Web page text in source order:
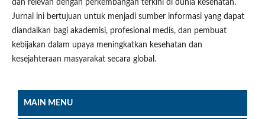
dan relevan dengan perkembangan terkini di dunia kesehatan.
Jurnal ini bertujuan untuk menjadi sumber informasi yang dapat
diandalkan bagi akademisi, profesional medis, dan pembuat
kebijakan dalam upaya meningkatkan kesehatan dan
kesejahteraan masyarakat secara global.
MAIN MENU